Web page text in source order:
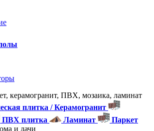
керамогранит, ПВХ, мозаика, ламинат
плитка / Керамогранит
ПВХ плитка Ламинат
Паркет
и дачи